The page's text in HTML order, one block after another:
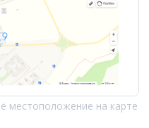
местоположение на карте